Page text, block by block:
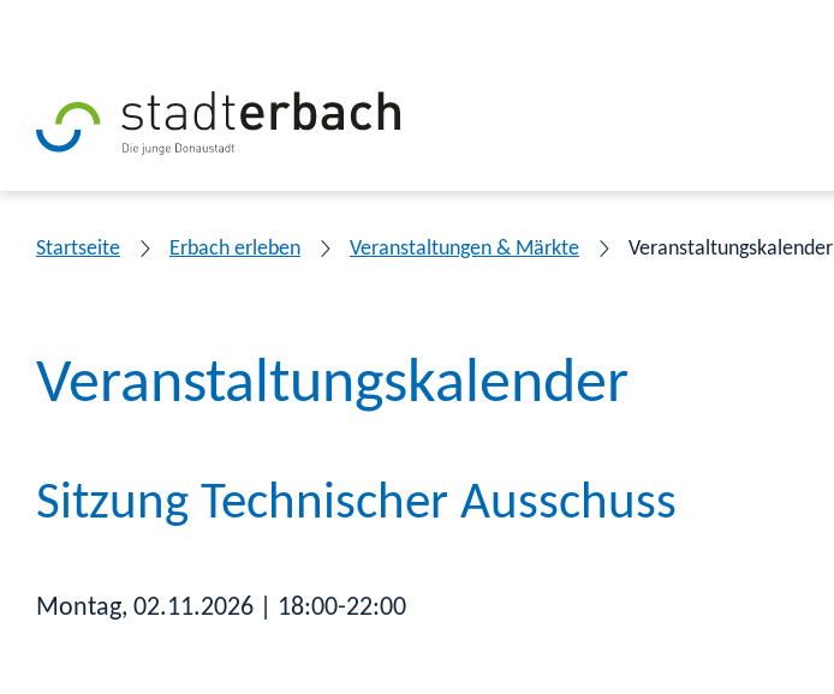
Startseite Erbach erleben Veranstaltungen & Märkte Veranstaltungskalender
Veranstaltungskalender
Montag, 02.11.2026 | 18:00-22:00
Sitzung Technischer Ausschuss